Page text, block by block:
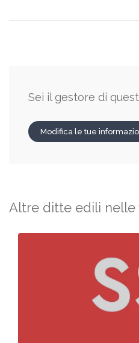
Sei il gestore di
Modifica le tue
Altre ditte edili nelle